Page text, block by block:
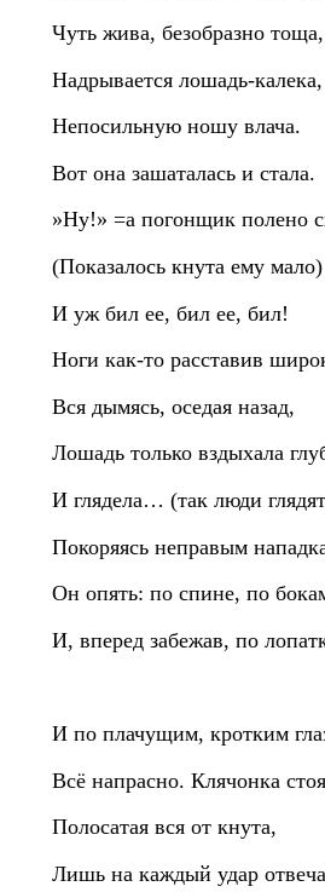
Чуть жива, безобразно тоща,
Надрывается лошадь‑калека,
Непосильную ношу влача.
Вот она зашаталась и стала.
»Ну!» =а погонщик полено
(Показалось кнута ему
И уж бил ее, бил ее, бил!
Ноги как‑то расставив
Вся дымясь, оседая назад,
Лошадь только вздыхала
И глядела… (так люди
Покоряясь неправым
Он опять: по спине, по
И, вперед забежав, по
И по плачущим, кротким
Всё напрасно. Клячонка
Полосатая вся от кнута,
Лишь на каждый удар